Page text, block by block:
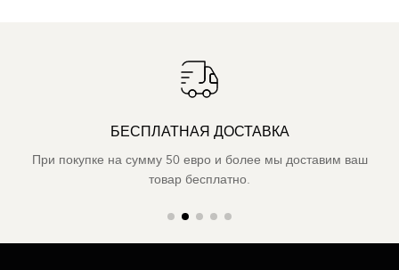
БЕСПЛАТНАЯ ДОСТАВКА
При покупке на сумму 50 евро и более мы доставим ваш
товар бесплатно.